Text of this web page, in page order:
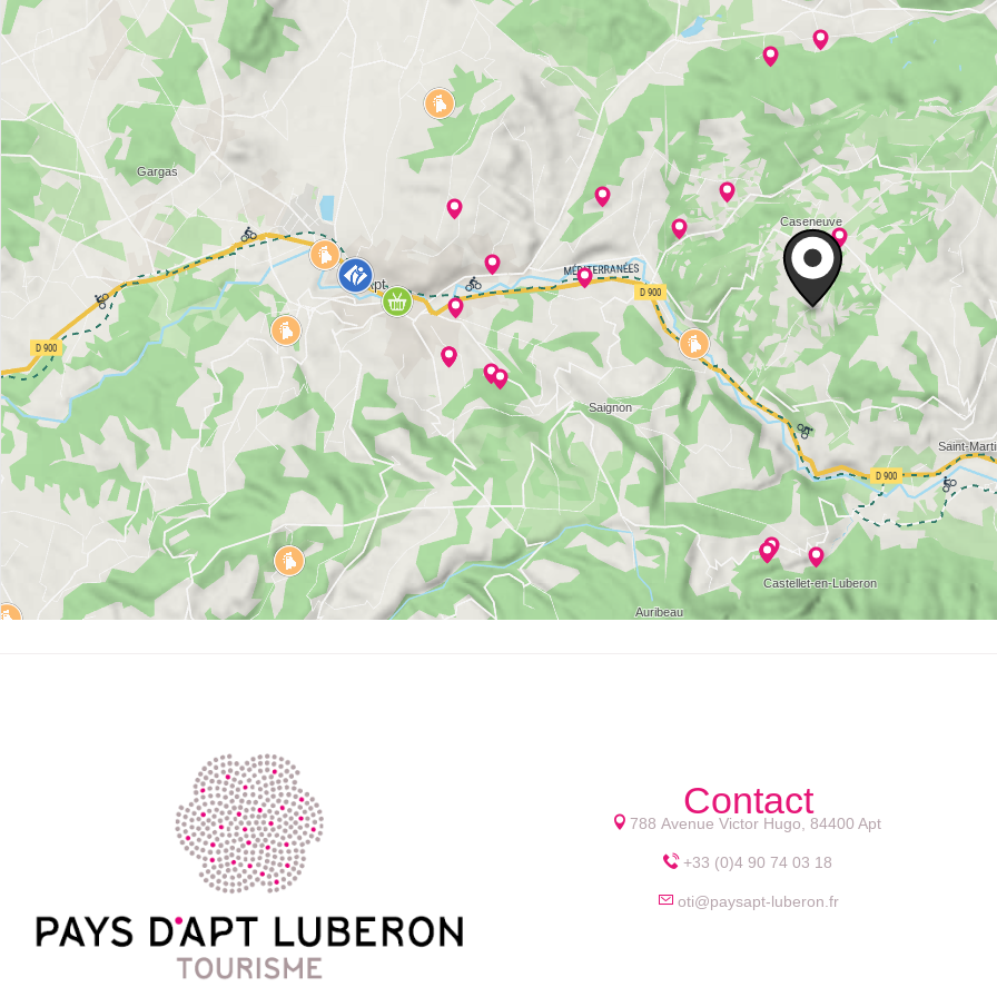
Contact
788 Avenue Victor Hugo, 84400 Apt
+33 (0)4 90 74 03 18
oti@paysapt-luberon.fr